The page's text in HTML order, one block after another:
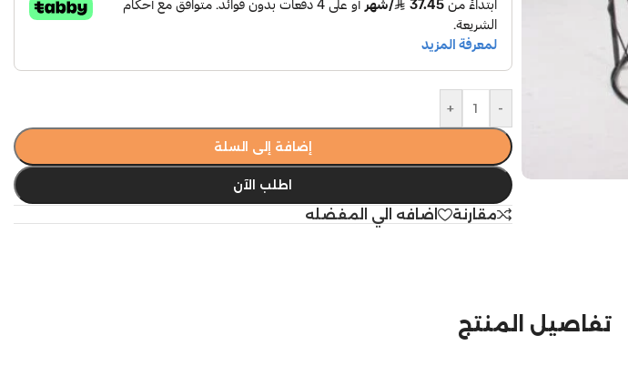
-
+
إضافة إلى السلة
اطلب الآن
مقارنة اضافه الي المفضله
تفاصيل المنتج